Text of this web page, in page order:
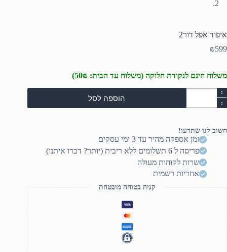
איפוד אפל דור2
₪599
משלוח חינם לנקודת חלוקה (משלוח עד הבית: 50₪)
כמות
של
איפוד
הוספה לסל
חשוב לנו שתדעו!
זמן אספקה מהיר עד 3 ימי עסקים
פריסה ל 6 תשלומים ללא ריבית (יותר? דברו איתנו)
שרות לקוחות מעולה
אחריות רשמית
קניה בטוחה מובטחת